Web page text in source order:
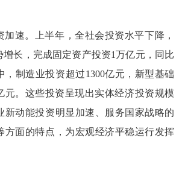
加速。上半年，全社会投资水平下降，
增长，完成固定资产投资1万亿元，同比
，制造业投资超过1300亿元，新型基础
元。这些投资呈现出实体经济投资规模
新动能投资明显加速、服务国家战略的
方面的特点，为宏观经济平稳运行发挥